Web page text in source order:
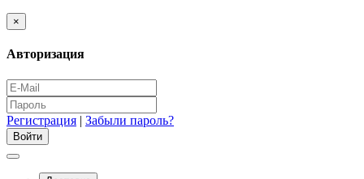
×
Авторизация
Регистрация | Забыли пароль?